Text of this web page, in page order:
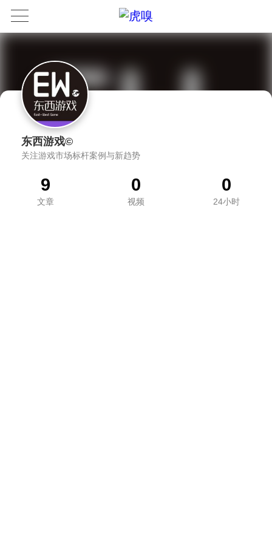
东西游戏©
关注游戏市场标杆案例与新趋势
9
文章
0
视频
0
24小时